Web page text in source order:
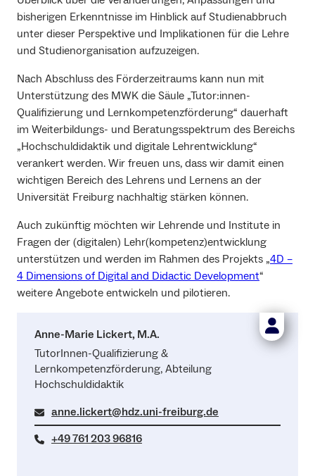
bisherigen Erkenntnisse im Hinblick auf Studienabbruch
unter dieser Perspektive und Implikationen für die Lehre
und Studienorganisation aufzuzeigen.
Nach Abschluss des Förderzeitraums kann nun mit
Unterstützung des MWK die Säule „Tutor:innen-
Qualifizierung und Lernkompetenzförderung“ dauerhaft
im Weiterbildungs- und Beratungsspektrum des Bereichs
„Hochschuldidaktik und digitale Lehrentwicklung“
verankert werden. Wir freuen uns, dass wir damit einen
wichtigen Bereich des Lehrens und Lernens an der
Universität Freiburg nachhaltig stärken können.
Auch zukünftig möchten wir Lehrende und Institute in
Fragen der (digitalen) Lehr(kompetenz)entwicklung
unterstützen und werden im Rahmen des Projekts „4D –
4 Dimensions of Digital and Didactic Development“
weitere Angebote entwickeln und pilotieren.
Anne-Marie Lickert, M.A.
TutorInnen-Qualifizierung &
Lernkompetenzförderung, Abteilung
Hochschuldidaktik
anne.lickert@hdz.uni-freiburg.de
+49 761 203 96816